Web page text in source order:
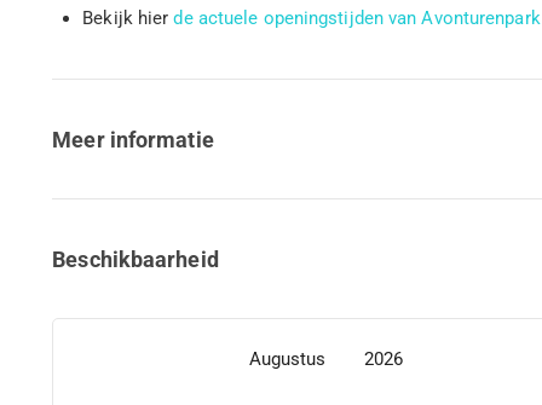
Bekijk hierde actuele openingstijden van
Meer informatie
Beschikbaarheid
Augustus 2026